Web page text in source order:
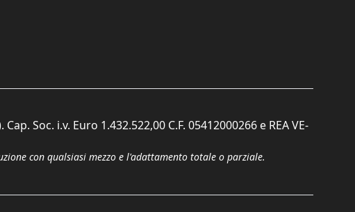
Soc. i.v. Euro 1.432.522,00 C.F. 05412000266 e REA VE-
con qualsiasi mezzo e l'adattamento totale o parziale.